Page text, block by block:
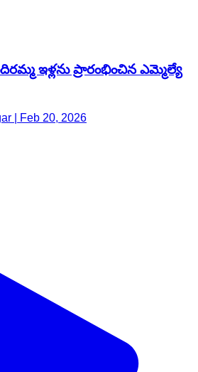
ఇళ్లను ప్రారంభించిన ఎమ్మెల్యే
| Feb 20, 2026